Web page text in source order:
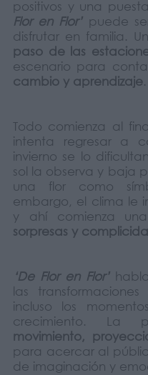
positivos y una
Flor en Flor’puede
disfrutar en familia.
paso de las
escenario para
cambio y aprendizaje.
Todo comienza al
intenta regresar a
invierno se lo
sol la observa y baja
una flor como
embargo, el clima le
y ahí comienza
sorpresas y
‘De Flor en Flor’
las
incluso los
crecimiento. La
movimiento,
para acercar al
de imaginación y